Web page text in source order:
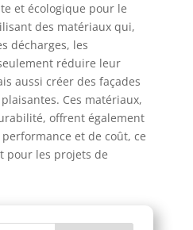
et écologique pour le
des matériaux qui,
décharges, les
réduire leur
aussi créer des façades
Ces matériaux,
offrent également
et de coût, ce
pour les projets de